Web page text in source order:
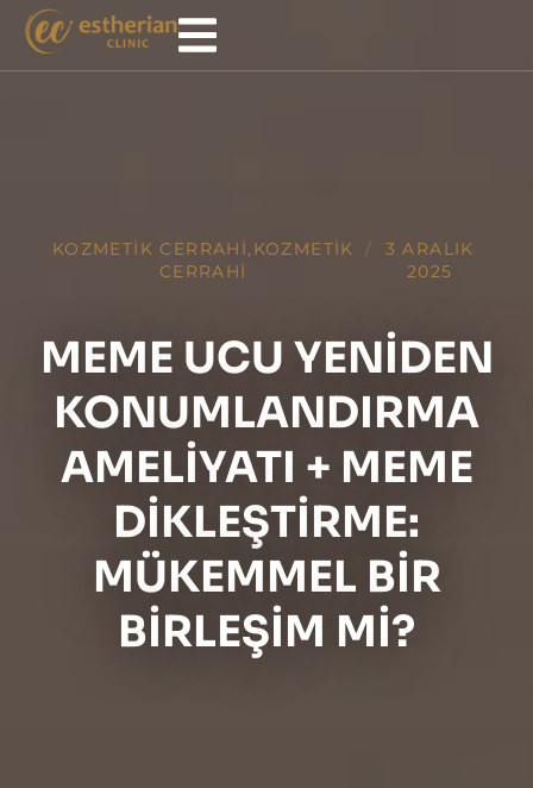
KOZMETIK CERRAHI, KOZMETIK
CERRAHI
/
3 ARALIK
2025
MEME UCU YENIDEN
KONUMLANDIRMA
AMELIYATI + MEME
DIKLEŞTIRME:
MÜKEMMEL BIR
BIRLEŞIM MI?